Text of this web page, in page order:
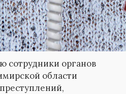
органов
области